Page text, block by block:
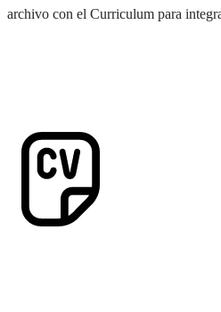
archivo con el Curriculum para